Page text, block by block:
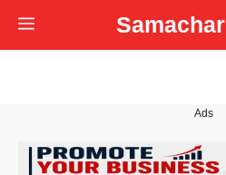
Skip
to
Menu
Ads